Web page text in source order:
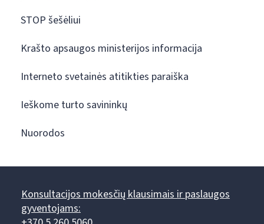
STOP šešėliui
Krašto apsaugos ministerijos informacija
Interneto svetainės atitikties paraiška
Ieškome turto savininkų
Nuorodos
Konsultacijos mokesčių klausimais ir paslaugos
gyventojams: